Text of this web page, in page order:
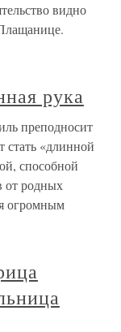
видно
рука
преподносит
«длинной
способной
от родных
огромным